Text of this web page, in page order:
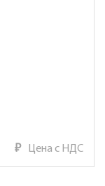
₽ Цена с НДС